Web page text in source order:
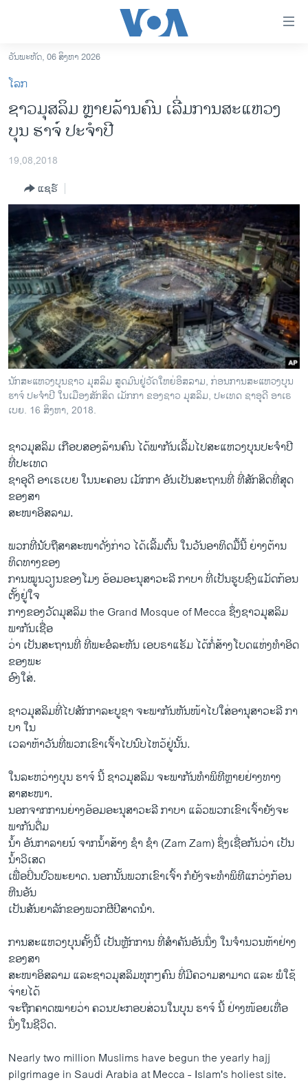
ເຂົ້າ
ຫາ
ຂ້າມ
ຂ້າມ
ຫາ
ອາເມຣິກາ
ການເລືອກຕັ້ງ ປະທານາທີບໍດີ ສະຫະລັດ 2024
ຂ່າວ​ຈີນ
ໂລກ
ອິດສະຫຼະພາບດ້ານການຂ່າວ
ຊີວິດຊາວລາວ
ຊຸມຊົນຊາວລາວ
ວິທະຍາສາດ-ເທັກໂນໂລຈີ
ທຸລະກິດ
ພາສາອັງກິດ
ວີດີໂອ
ສຽງ
ລາຍການກະຈາຍສຽງ
ລາຍງານ
ຕິດຕາມພວກເຮົາ ທີ່
ພາສາຕ່າງໆ
ວັນພະຫັດ, 06 ສິງຫາ 2026
ໂລກ
ຊາວມຸສລິມ ຫຼາຍລ້ານຄົນ ເລີ່ມການສະແຫວງ
ບຸນ ຮາຈ໌ ປະຈຳປີ
19,08,2018
ແຊຣ໌
ນັກສະແຫວງບຸນຊາວ ມຸສລິມ ສູດມົນຢູ່ວັດໃຫຍ່ອິສລາມ, ກ່ອນການສະແຫວງບຸນ
ຮາຈ໌ ປະຈຳປີ ໃນເມືອງສັກສິດ ເມັກກາ ຂອງຊາວ ມຸສລິມ, ປະເທດ ຊາອຸດີ ອາເຣ
ເບຍ. 16 ສິງຫາ, 2018.
ຊາວມຸສລິມ ເກືອບສອງລ້ານຄົນ ໄດ້ພາກັນເລີ້ມໄປສະແຫວງບຸນປະຈຳປີ
ທີ່ປະເທດ
ຊາອຸດີ ອາເຣເບຍ ໃນນະຄອນ ເມັກກາ ອັນເປັນສະຖານທີ່ ທີ່ສັກສິດທີ່ສຸດ
ຂອງສາ
ສະໜາອິສລາມ.
ພວກທີ່ນັບຖືສາສະໜາດັ່ງກ່າວ ໄດ້ເລີ້ມຕົ້ນ ໃນວັນອາທິດມື້ນີ້ ຍ່າງຕ້ານ
ທິດທາງຂອງ
ການໝູນວຽນຂອງໂມງ ອ້ອມອະນຸສາວະລີ ກາບາ ທີ່ເປັນຮູບຊົງແມັດກ້ອນ
ຕັ້ງຢູ່ໃຈ
ກາງຂອງວັດມຸສລິມ the Grand Mosque of Mecca ຊຶ່ງຊາວມຸສລິມ
ພາກັນເຊື່ອ
ວ່າ ເປັນສະຖານທີ່ ທີ່ພະອໍລະຫັນ ເອບຣາແຮັມ ໄດ້ກໍ່ສ້າງໂບດແຫ່ງທຳອິດ
ຂອງພະ
ອົງໃສ່.
ຊາວມຸສລິມທີ່ໄປສັກກາລະບູຊາ ຈະພາກັນຫັນໜ້າໄປໃສ່ອານຸສາວະລີ ກາ
ບາ ໃນ
ເວລາຫ້າວັນທີ່ພວກເຂົາເຈົ້າໄປນົບໄຫວ້ຢູ່ນັ້ນ.
ໃນລະຫວ່າງບຸນ ຮາຈ໌ ນີ້ ຊາວມຸສລິມ ຈະພາກັນທຳພິທີຫຼາຍຢ່າງທາງ
ສາສະໜາ.
ນອກຈາກການຍ່າງອ້ອມອະນຸສາວະລີ ກາບາ ແລ້ວພວກເຂົາເຈົ້າຍັງຈະ
ພາກັນດື່ມ
ນໍ້າ ອັນກາລາຍນ໌ ຈາກນໍ້າສ້າງ ຊຳ ຊຳ (Zam Zam) ຊຶ່ງເຊື່ອກັນວ່າ ເປັນ
ນໍ້າວິເສດ
ເພື່ອປິ່ນປົວພະຍາດ. ນອກນັ້ນພວກເຂົາເຈົ້າ ກໍຍັງຈະທຳພິທີແກວ່ງກ້ອນ
ຫີນອັນ
ເປັນສັນຍາລັກຂອງພວກຜີປີສາດນຳ.
ການສະແຫວງບຸນຄັ້ງນີ້ ເປັນຫຼັກການ ທີ່ສຳຄັນອັນນຶ່ງ ໃນຈຳນວນຫ້າຢ່າງ
ຂອງສາ
ສະໜາອິສລາມ ແລະຊາວມຸສລິມທຸກໆຄົນ ທີ່ມີຄວາມສາມາດ ແລະ ພໍໃຊ້
ຈ່າຍໄດ້
ຈະຖືກຄາດໝາຍວ່າ ຄວນປະກອບສ່ວນໃນບຸນ ຮາຈ໌ ນີ້ ຢ່າງໜ້ອຍເທື່ອ
ນຶ່ງໃນຊີວິດ.
Nearly two million Muslims have begun the yearly hajj
pilgrimage in Saudi Arabia at Mecca - Islam's holiest site.